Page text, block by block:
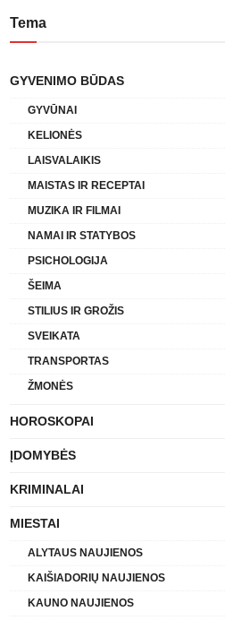
Tema
GYVENIMO BŪDAS
GYVŪNAI
KELIONĖS
LAISVALAIKIS
MAISTAS IR RECEPTAI
MUZIKA IR FILMAI
NAMAI IR STATYBOS
PSICHOLOGIJA
ŠEIMA
STILIUS IR GROŽIS
SVEIKATA
TRANSPORTAS
ŽMONĖS
HOROSKOPAI
ĮDOMYBĖS
KRIMINALAI
MIESTAI
ALYTAUS NAUJIENOS
KAIŠIADORIŲ NAUJIENOS
KAUNO NAUJIENOS